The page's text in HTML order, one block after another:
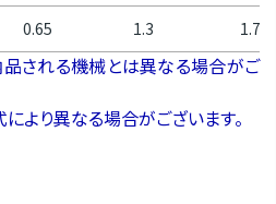
0.65 1.3 1.7
される機械とは異なる場合がご
より異なる場合がございます。